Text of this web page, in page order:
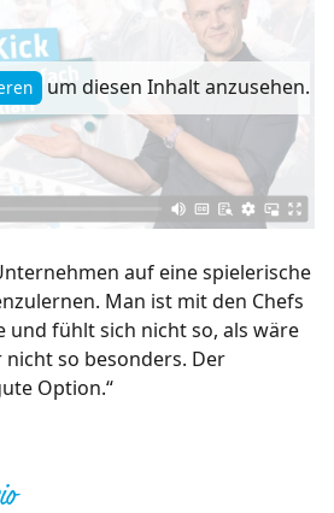
um diesen Inhalt anzusehen.
auf eine spielerische
Man ist mit den Chefs
und fühlt sich nicht so, als wäre
so besonders. Der
Option.“